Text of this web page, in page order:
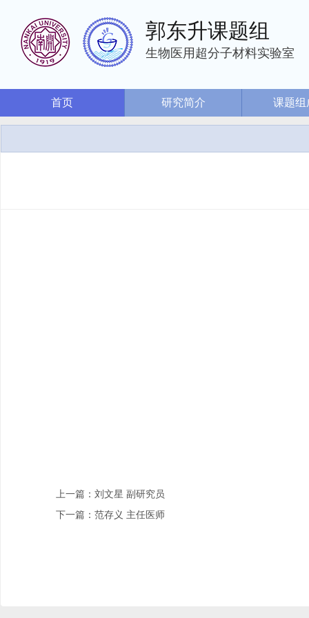
郭东升课题组
生物医用超分子材料实验室
首页 研究简介 课题组
上一篇：刘文星 副研究员
下一篇：范存义 主任医师